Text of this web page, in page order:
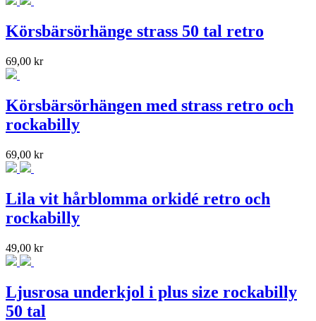
Körsbärsörhänge strass 50 tal retro
69,00 kr
Körsbärsörhängen med strass retro och
rockabilly
69,00 kr
Lila vit hårblomma orkidé retro och
rockabilly
49,00 kr
Ljusrosa underkjol i plus size rockabilly
50 tal